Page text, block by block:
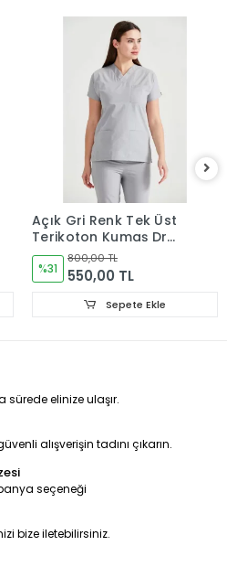
Açık Gri Renk Tek Üst
Terikoton Kumaş Dr
Greys Kesim
%31
800,00 TL
550,00 TL
Sepete Ekle
sürede elinize ulaşır.
alışverişin tadını çıkarın.
seçeneği
bize iletebilirsiniz.